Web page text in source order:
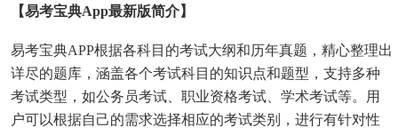
【易考宝典app最新版简介】
易考宝典APP根据各科目的考试大纲和历年真题，精心整理出
详尽的题库，涵盖各个考试科目的知识点和题型，支持多种
考试类型，如公务员考试、职业资格考试、学术考试等。用
户可以根据自己的需求选择相应的考试类别，进行有针对性